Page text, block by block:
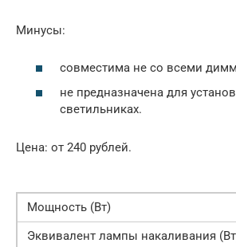
Минусы:
совместима не со всеми
не предназначена для
светильниках.
Цена: от 240 рублей.
Мощность (Вт)
Эквивалент лампы накаливания